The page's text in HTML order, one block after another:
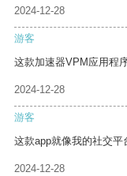
2024-12-28
游客
这款加速器VPM应用程
2024-12-28
游客
这款app就像我的社交平
2024-12-28